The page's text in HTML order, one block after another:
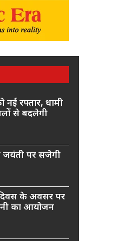
रफ्तार, धामी
से बदलेगी
जयंती पर सजेगी
दिवस के अवसर पर
का आयोजन